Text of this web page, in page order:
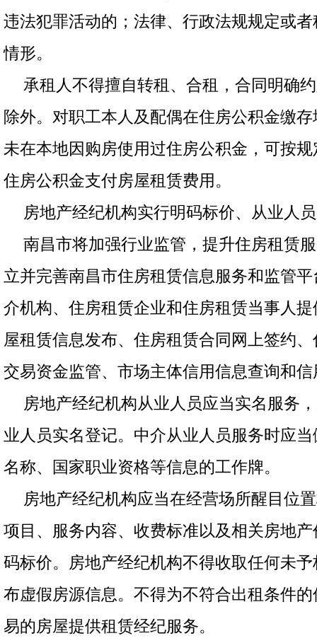
违法犯罪活动的；法律、行政法规规定或
情形。
承租人不得擅自转租、合租，合同明确
除外。对职工本人及配偶在住房公积金缴
未在本地因购房使用过住房公积金，可按
住房公积金支付房屋租赁费用。
房地产经纪机构实行明码标价、从业人
南昌市将加强行业监管，提升住房租赁
立并完善南昌市住房租赁信息服务和监管
介机构、住房租赁企业和住房租赁当事人
屋租赁信息发布、住房租赁合同网上签约
交易资金监管、市场主体信用信息查询和
房地产经纪机构从业人员应当实名服务
业人员实名登记。中介从业人员服务时应
名称、国家职业资格等信息的工作牌。
房地产经纪机构应当在经营场所醒目位
项目、服务内容、收费标准以及相关房地
码标价。房地产经纪机构不得收取任何未
布虚假房源信息。不得为不符合出租条件
易的房屋提供租赁经纪服务。